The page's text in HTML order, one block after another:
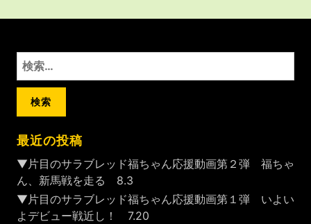
検
索:
最近の投稿
▼片目のサラブレッド福ちゃん応援動画第２弾 福ちゃ
ん、新馬戦を走る 8.3
▼片目のサラブレッド福ちゃん応援動画第１弾 いよい
よデビュー戦近し！ 7.20